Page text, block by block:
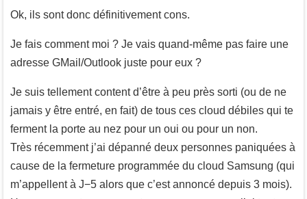
Ok, ils sont donc définitivement cons.
Je fais comment moi ? Je vais quand-même pas faire une
adresse GMail/Outlook juste pour eux ?
Je suis tellement content d’être à peu près sorti (ou de ne
jamais y être entré, en fait) de tous ces cloud débiles qui te
ferment la porte au nez pour un oui ou pour un non.
Très récemment j’ai dépanné deux personnes paniquées à
cause de la fermeture programmée du cloud Samsung (qui
m’appellent à J−5 alors que c’est annoncé depuis 3 mois).